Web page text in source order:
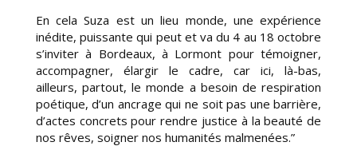
En cela Suza est un lieu monde, une expérience
inédite, puissante qui peut et va du 4 au 18 octobre
s’inviter à Bordeaux, à Lormont pour témoigner,
accompagner, élargir le cadre, car ici, là-bas,
ailleurs, partout, le monde a besoin de respiration
poétique, d’un ancrage qui ne soit pas une barrière,
d’actes concrets pour rendre justice à la beauté de
nos rêves, soigner nos humanités malmenées.”